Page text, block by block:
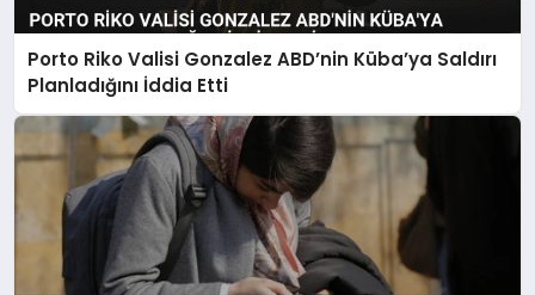
Porto Riko Valisi Gonzalez ABD’nin Küba’ya Saldırı
Planladığını İddia Etti